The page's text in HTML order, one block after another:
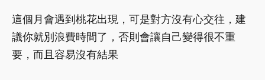
這個月會遇到桃花出現，可是對方沒有心交往，建
議你就別浪費時間了，否則會讓自己變得很不重
要，而且容易沒有結果